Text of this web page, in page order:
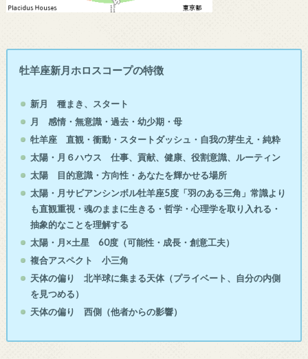
牡羊座新月ホロスコープの特徴
新月 種まき、スタート
月 感情・無意識・過去・幼少期・母
牡羊座 直観・衝動・スタートダッシュ・自我の芽生え・純粋
太陽・月６ハウス 仕事、貢献、健康、役割意識、ルーティン
太陽 目的意識・方向性・あなたを輝かせる場所
太陽・月サビアンシンボル牡羊座5度「羽のある三角」常識より
も直観重視・魂のままに生きる・哲学・心理学を取り入れる・
抽象的なことを理解する
太陽・月×土星 60度（可能性・成長・創意工夫）
複合アスペクト 小三角
天体の偏り 北半球に集まる天体（プライベート、自分の内側
を見つめる）
天体の偏り 西側（他者からの影響）